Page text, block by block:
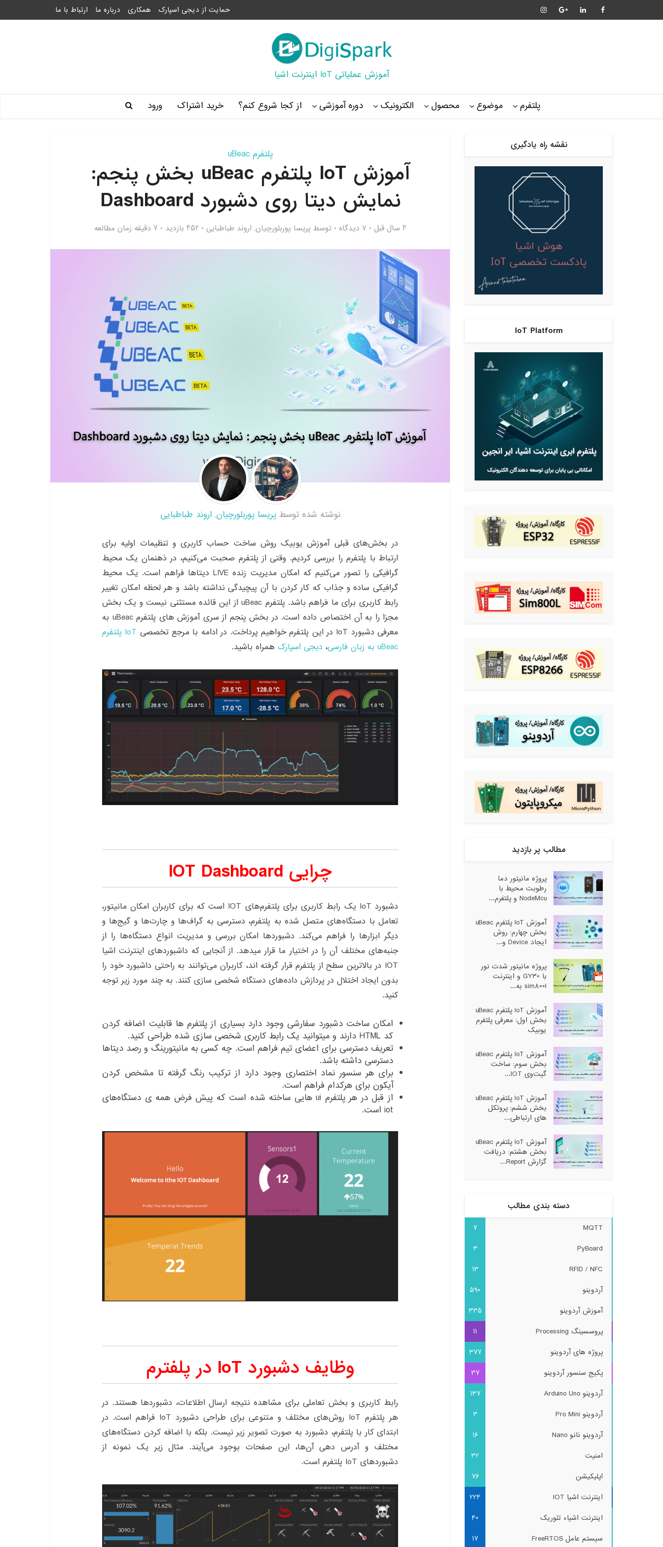
حمایت از دیجی اسپارک همکاری درباره ما ارتباط با ما
آموزش عملیاتی IoT اینترنت اشیا
پلتفرم موضوع محصول الکترونیک دوره آموزشی از کجا شروع کنم؟ خرید اشتراک ورود
پلتفرم uBeac
آموزش IoT پلتفرم uBeac بخش پنجم:
نمایش دیتا روی دشبورد Dashboard
4 سال قبل ۷ دیدگاه توسط پریسا پوربلورچیان, اروند طباطبایی 452 بازدید 7 دقیقه زمان مطالعه
نوشته شده توسطپریسا پوربلورچیان, اروند طباطبایی
در بخش‌های قبلی آموزش یوبیک روش ساخت حساب کاربری و تنظیمات اولیه برای
ارتباط با پلتفرم را بررسی کردیم. وقتی از پلتفرم صحبت می‌کنیم، در ذهنمان یک محیط
گرافیکی را تصور می‌کنیم که امکان مدیریت زنده LIVE دیتاها فراهم است. یک محیط
گرافیکی ساده و جذاب که کار کردن با آن پیچیدگی نداشته باشد و هر لحظه امکان تغییر
رابط کاربری برای ما فراهم باشد. پلتفرم uBeac از این قائده مستثنی نیست و یک بخش
مجزا را به آن اختصاص داده است. در بخش پنجم از سری آموزش های پلتفرم uBeac به
معرفی دشبورد IoT در این پلتفرم خواهیم پرداخت. در ادامه با مرجع تخصصی
IoT پلتفرم
uBeac به زبان فارسی
، دیجی اسپارک همراه باشید.
چرایی IOT Dashboard
دشبورد IoT یک رابط کاربری برای پلتفرم‌های IOT است که برای کاربران امکان مانیتور،
تعامل با دستگاه‌های متصل شده به پلتفرم، دسترسی به گراف‌ها و چارت‌ها و گیج‌ها و
دیگر ابزارها را فراهم می‌کند. دشبوردها امکان بررسی و مدیریت انواع دستگاه‌ها را از
جنبه‌های مختلف آن را در اختیار ما قرار میدهد. از آنجایی که داشبوردهای اینترنت اشیا
IOT در بالاترین سطح از پلتفرم قرار گرفته اند، کاربران می‌توانند به راحتی داشبورد خود را
بدون ایجاد اختلال در پردازش داده‌های دستگاه شخصی سازی کنند. به چند مورد زیر توجه
کنید.
امکان ساخت دشبورد سفارشی وجود دارد بسیاری از پلتفرم ها قابلیت اضافه کردن
کد HTML دارند و میتوانید یک رابط کاربری شخصی سازی شده طراحی کنید.
تعریف دسترسی برای اعضای تیم فراهم است. چه کسی به مانیتورینگ و رصد دیتاها
دسترسی داشته باشد.
برای هر سنسور نماد اختصاری وجود دارد از ترکیب رنگ گرفته تا مشخص کردن
آیکون برای هرکدام فراهم است.
از قبل در هر پلتفرم ui هایی ساخته شده است که پیش فرض همه ی دستگاه‌های
iot است.
وظایف دشبورد IoT در پلفترم
رابط کاربری و بخش تعاملی برای مشاهده نتیجه ارسال اطلاعات، دشبوردها هستند. در
هر پلتفرم IoT روش‌های مختلف و متنوعی برای طراحی دشبورد IoT فراهم است. در
ابتدای کار با پلتفرم، دشبورد به صورت تصویر زیر نیست. بلکه با اضافه کردن دستگاه‌های
مختلف و آدرس دهی آن‌ها، این صفحات بوجود می‌آیند. مثال زیر یک نمونه از
دشبوردهای IoT پلتفرم است.
نقشه راه یادگیری
IoT Platform
مطالب پر بازدید
پروژه مانیتور دما
رطوبت محیط با
NodeMcu و پلتفرم...
آموزش IoT پلتفرم uBeac
بخش چهارم: روش
ایجاد Device و...
پروژه مانیتور شدت نور
با GY30 و اینترنت
sim800l به...
آموزش IoT پلتفرم uBeac
بخش اول: معرفی پلتفرم
یوبیک
آموزش IoT پلتفرم uBeac
بخش سوم: ساخت
گیت‌وی IOT...
آموزش IoT پلتفرم uBeac
بخش ششم: پروتکل
های ارتباطی...
آموزش IoT پلتفرم uBeac
بخش هشتم: دریافت
گزارش Report...
دسته بندی مطالب
MQTT
7
PyBoard
3
RFID / NFC
13
آردوینو
590
آموزش آردوینو
335
پروسسینگ Processing
11
پروژه های آردوینو
377
پکیج سنسور آردوینو
37
آردوینو Arduino Uno
137
آردوینو Pro Mini
3
آردوینو نانو Nano
16
امنیت
32
اپلیکیشن
76
اینترنت اشیا IOT
224
اینترنت اشیاء تئوریک
40
سیستم عامل FreeRTOS
17